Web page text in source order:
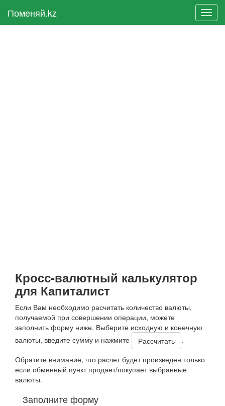
Поменяй.kz
Кросс-валютный калькулятор
для Капиталист
Если Вам необходимо расчитать количество валюты,
получаемой при совершении операции, можете
заполнить форму ниже. Выберите исходную и конечную
валюты, введите сумму и нажмите
.
Обратите внимание, что расчет будет произведен только
если обменный пункт продает/покупает выбранные
валюты.
Заполните форму